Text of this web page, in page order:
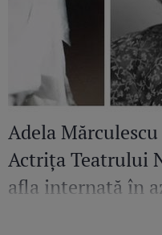
Adela
Actrița Teatrului
afla internată în